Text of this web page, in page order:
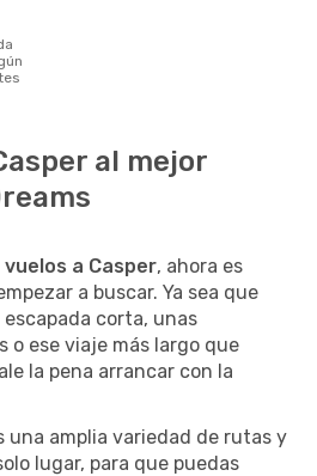
al mejor
vuelos a Casper, ahora es
a buscar. Ya sea que
corta, unas
o ese viaje más largo que
la pena arrancar con la
una amplia variedad de rutas y
lugar, para que puedas